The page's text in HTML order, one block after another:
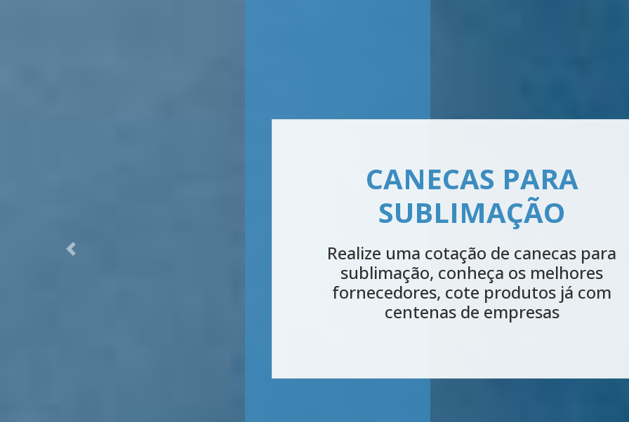
MÁQUINAS PARA
ESTAMPAR
Realize agora uma cotação de máquinas
para estampar, conheça os melhores
fornecedores, cote produtos já com
centenas de empresas
Previous